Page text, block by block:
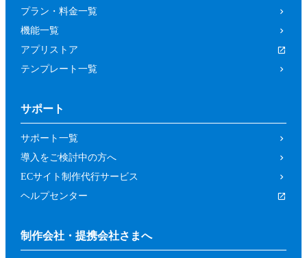
プラン・料金一覧
機能一覧
アプリストア
テンプレート一覧
サポート
サポート一覧
導入をご検討中の方へ
ECサイト制作代行サービス
ヘルプセンター
制作会社・提携会社さまへ